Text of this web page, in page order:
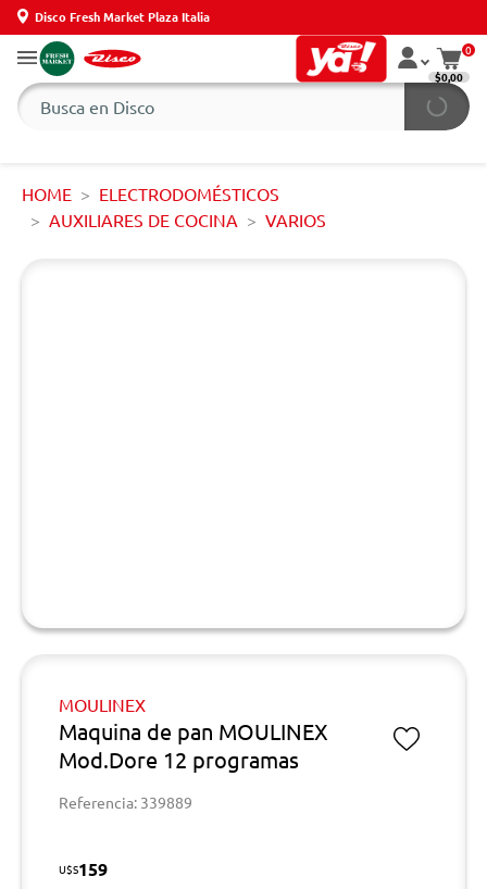
Disco Fresh Market Plaza Italia
0
$0,00
HOME
ELECTRODOMÉSTICOS
AUXILIARES DE COCINA
VARIOS
MOULINEX
Maquina de pan MOULINEX
Mod.Dore 12 programas
Referencia: 339889
U$S159